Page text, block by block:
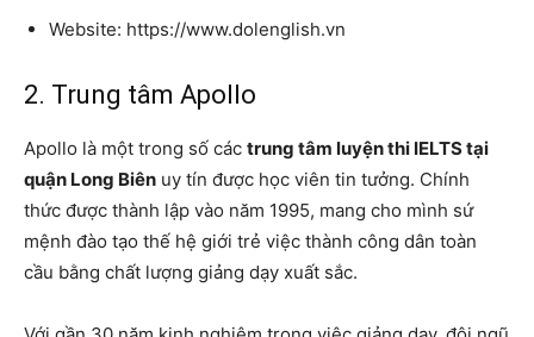
Website: https://www.dolenglish.vn
2. Trung tâm Apollo
Apollo là một trong số các trung tâm luyện thi IELTS tại
quận Long Biên uy tín được học viên tin tưởng. Chính
thức được thành lập vào năm 1995, mang cho mình sứ
mệnh đào tạo thế hệ giới trẻ việc thành công dân toàn
cầu bằng chất lượng giảng dạy xuất sắc.